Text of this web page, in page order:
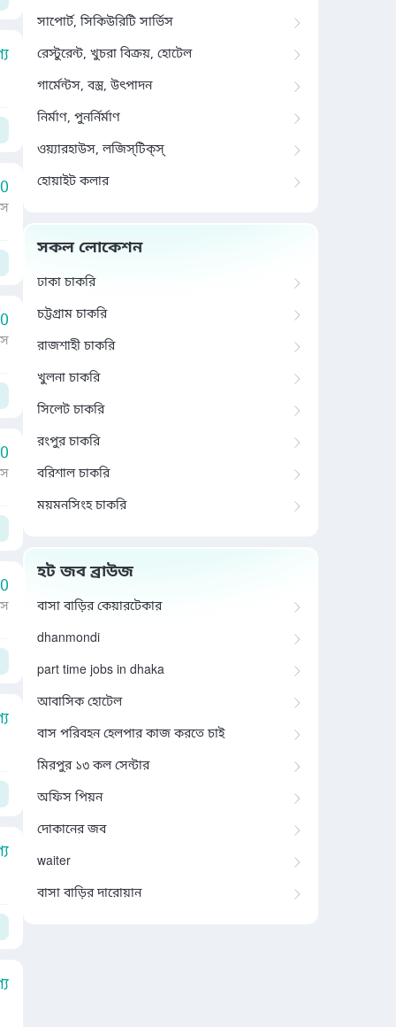
সাপোর্ট, সিকিউরিটি সার্ভিস
রেস্টুরেন্ট, খুচরা বিক্রয়, হোটেল
গার্মেন্টস, বস্ত্র, উৎপাদন
নির্মাণ, পুনর্নির্মাণ
ওয়্যারহাউস, লজিস্‌টিক্‌স্‌
হোয়াইট কলার
সকল লোকেশন
ঢাকা চাকরি
চট্টগ্রাম চাকরি
রাজশাহী চাকরি
খুলনা চাকরি
সিলেট চাকরি
রংপুর চাকরি
বরিশাল চাকরি
ময়মনসিংহ চাকরি
হট জব ব্রাউজ
বাসা বাড়ির কেয়ারটেকার
dhanmondi
part time jobs in dhaka
আবাসিক হোটেল
বাস পরিবহন হেলপার কাজ করতে চাই
মিরপুর ১৩ কল সেন্টার
অফিস পিয়ন
দোকানের জব
waiter
বাসা বাড়ির দারোয়ান